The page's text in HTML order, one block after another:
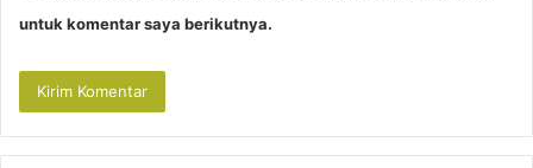
untuk komentar saya berikutnya.